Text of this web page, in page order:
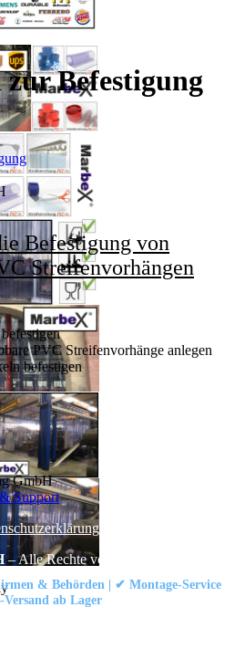
Befestigung
Befestigung von
Streifenvorhängen
PVC Streifenvorhänge anlegen
befestigen
GmbH
Support
– Alle Rechte vorbehalten.
& Behörden | ✔ Montage-Service
ab Lager